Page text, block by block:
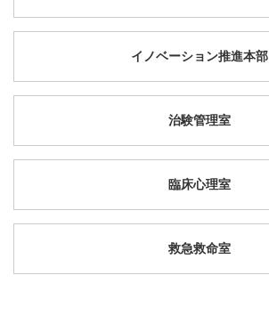
イノベーション推進本部
治験管理室
臨床心理室
救急救命室